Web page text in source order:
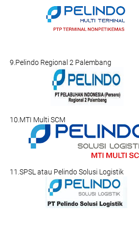
9.Pelindo Regional 2 Palembang
10.MTI Multi SCM
11.SPSL atau Pelindo Solusi Logistik